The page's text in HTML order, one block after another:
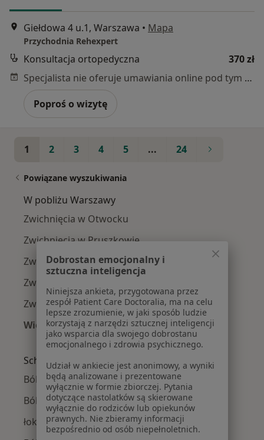
Giełdowa 4 u.1, Warszawa • Mapa
Przychodnia Rehexpert
Konsultacja ortopedyczna
370 zł
Specjalista nie oferuje umawiania online pod tym adresem.
Poproś o wizytę
1 2 3 4 5 ... 24
Powiązane wyszukiwania
W pobliżu Warszawy
Zwichnięcia w Otwocku
Zwichnięcia w Pruszkowie
Zwichnięcia w Konstancinie-Jeziornie
Zwichnięcia w Piasecznie
Zwichnięcia w Legionowie
Więcej (13)
Więcej w kategorii: W pobliżu Warszawy
Schorzenia w Warszawie
Ból kolana w Warszawie
Ból biodra w Warszawie
łokieć tenisisty w Warszawie
Dobrostan emocjonalny i
sztuczna inteligencja
Niniejsza ankieta, przygotowana przez
zespół Patient Care Doctoralia, ma na celu
lepsze zrozumienie, w jaki sposób ludzie
korzystają z narzędzi sztucznej inteligencji
jako wsparcia dla swojego dobrostanu
emocjonalnego i zdrowia psychicznego.
Udział w ankiecie jest anonimowy, a wyniki
będą analizowane i prezentowane
wyłącznie w formie zbiorczej. Pytania
dotyczące nastolatków są skierowane
wyłącznie do rodziców lub opiekunów
prawnych. Nie zbieramy informacji
bezpośrednio od osób niepełnoletnich.